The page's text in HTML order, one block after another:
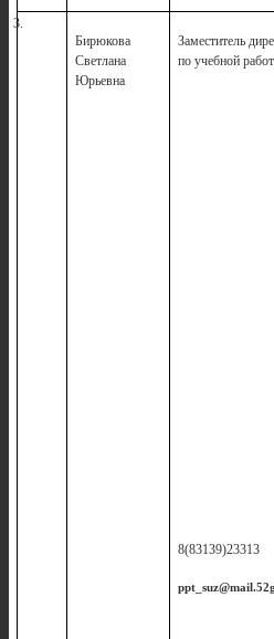
3.
Бирюкова
Светлана
Юрьевна
Заместитель
по учебной
8(83139)23313
ppt _suz@mail.52